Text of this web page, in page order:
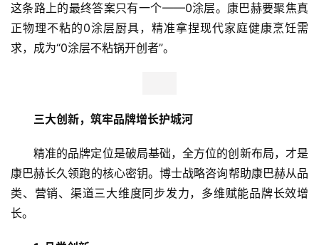
这条路上的最终答案只有一个——0涂层。康巴赫要聚焦真
正物理不粘的0涂层厨具，精准拿捏现代家庭健康烹饪需
求，成为“0涂层不粘锅开创者”。